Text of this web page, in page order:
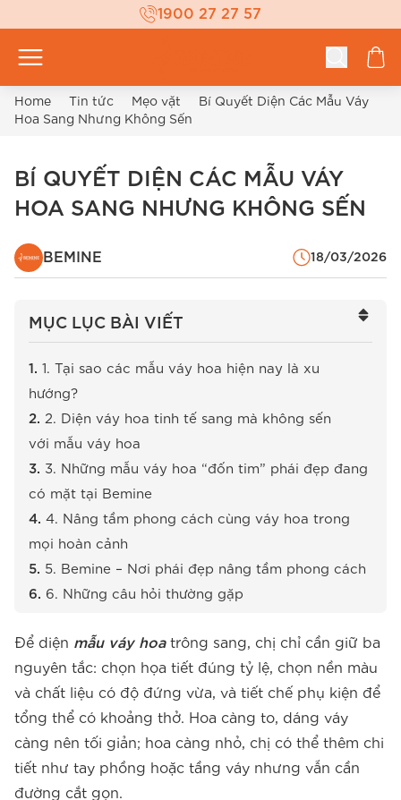
1900 27 27 57
Home Tin tức Mẹo vặt
Bí Quyết Diện Các Mẫu Váy
Hoa Sang Nhưng Không Sến
BÍ QUYẾT DIỆN CÁC MẪU VÁY
HOA SANG NHƯNG KHÔNG SẾN
BEMINE 18/03/2026
MỤC LỤC BÀI VIẾT
1. Tại sao các mẫu váy hoa hiện nay là xu
hướng?
2. Diện váy hoa tinh tế sang mà không sến
với mẫu váy hoa
3. Những mẫu váy hoa “đốn tim” phái đẹp đang
có mặt tại Bemine
4. Nâng tầm phong cách cùng váy hoa trong
mọi hoàn cảnh
5. Bemine – Nơi phái đẹp nâng tầm phong cách
6. Những câu hỏi thường gặp
Để diện mẫu váy hoatrông sang, chị chỉ cần giữ ba
nguyên tắc: chọn họa tiết đúng tỷ lệ, chọn nền màu
và chất liệu có độ đứng vừa, và tiết chế phụ kiện để
tổng thể có khoảng thở. Hoa càng to, dáng váy
càng nên tối giản; hoa càng nhỏ, chị có thể thêm chi
tiết như tay phồng hoặc tầng váy nhưng vẫn cần
đường cắt gọn.